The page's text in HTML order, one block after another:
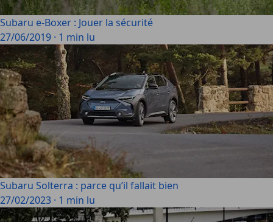
Subaru e-Boxer : Jouer la sécurité
27/06/2019 · 1 min lu
Subaru Solterra : parce qu’il fallait bien
27/02/2023 · 1 min lu